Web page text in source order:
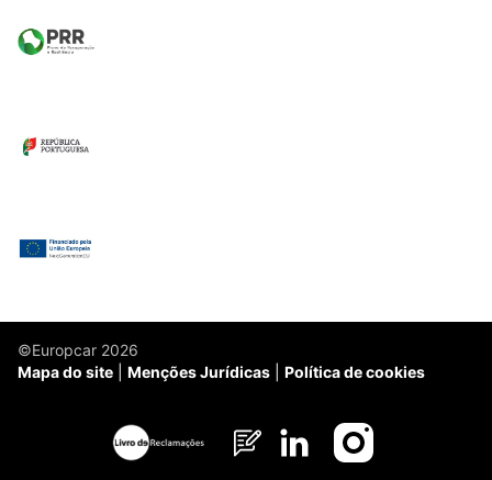
©Europcar 2026
Mapa do site
Menções Jurídicas Política de cookies